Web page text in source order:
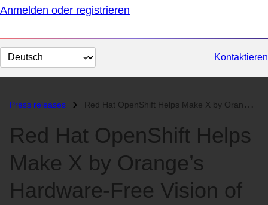
Anmelden oder registrieren
Sprache
auswählen
Kontaktieren
Press releases Red Hat OpenShift Helps Make X by Orange’s Hardware-Free Vision of Bus...
Red Hat OpenShift Helps
Make X by Orange’s
Hardware-Free Vision of